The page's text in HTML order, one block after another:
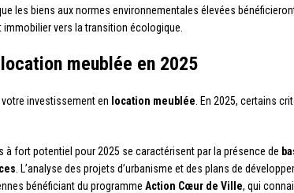
les biens aux normes environnementales élevées
vers la transition écologique.
meublée en 2025
investissement en location meublée . En 2025, certains
à fort potentiel pour 2025 se caractérisent par la présence de
. L’analyse des projets d’urbanisme et des plans de
bénéficiant du programme Action Cœur de Ville, qui